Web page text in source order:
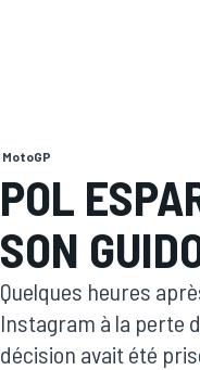
MOTOGP
MotoGP
POL
SON
Quelques heures
Instagram à la perte
décision avait été